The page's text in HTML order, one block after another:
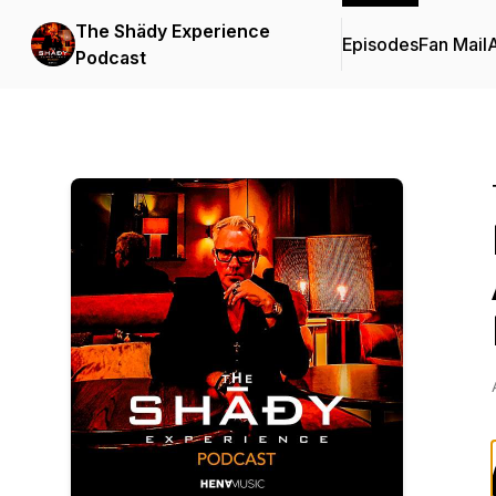
The Shädy Experience
Podcast
EpisodesFan Mail